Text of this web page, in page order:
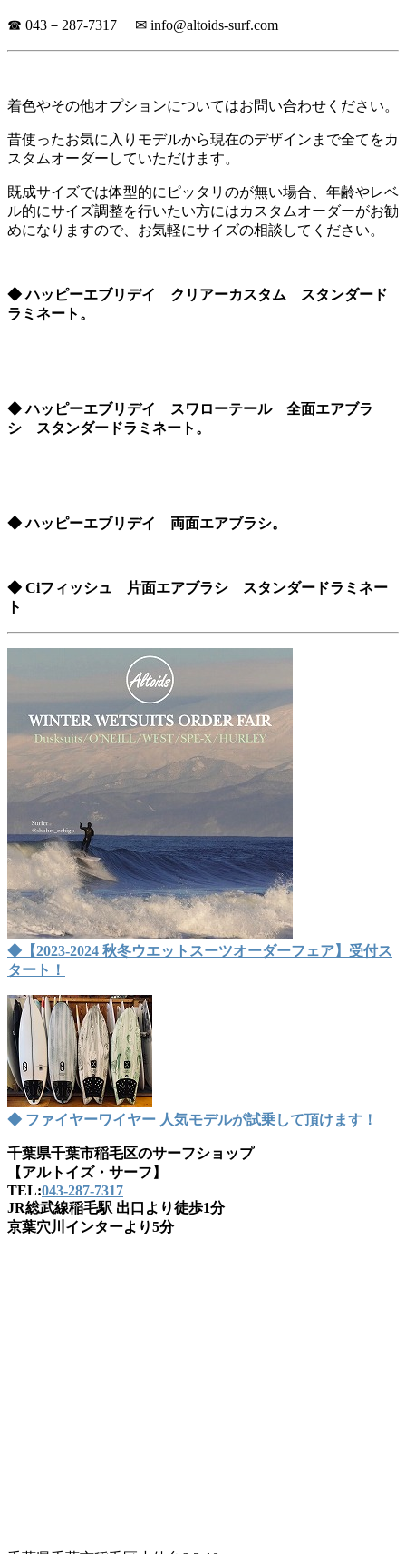
☎ 043－287-7317 ✉ info@altoids-surf.com
着色やその他オプションについてはお問い合わせください。
昔使ったお気に入りモデルから現在のデザインまで全てをカ
スタムオーダーしていただけます。
既成サイズでは体型的にピッタリのが無い場合、年齢やレベ
ル的にサイズ調整を行いたい方にはカスタムオーダーがお勧
めになりますので、お気軽にサイズの相談してください。
◆ ハッピーエブリデイ クリアーカスタム スタンダード
ラミネート。
◆ ハッピーエブリデイ スワローテール 全面エアブラ
シ スタンダードラミネート。
◆ ハッピーエブリデイ 両面エアブラシ。
◆ Ciフィッシュ 片面エアブラシ スタンダードラミネー
ト
◆【2023-2024 秋冬ウエットスーツオーダーフェア】受付ス
タート！
◆ ファイヤーワイヤー 人気モデルが試乗して頂けます！
千葉県千葉市稲毛区のサーフショップ
【アルトイズ・サーフ】
TEL:043-287-7317
JR総武線稲毛駅 出口より徒歩1分
京葉穴川インターより5分